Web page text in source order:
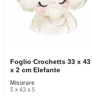
Foglio Crochetts 33 x 43
x 2 cm Elefante
Misurare
5 x 43 x 5